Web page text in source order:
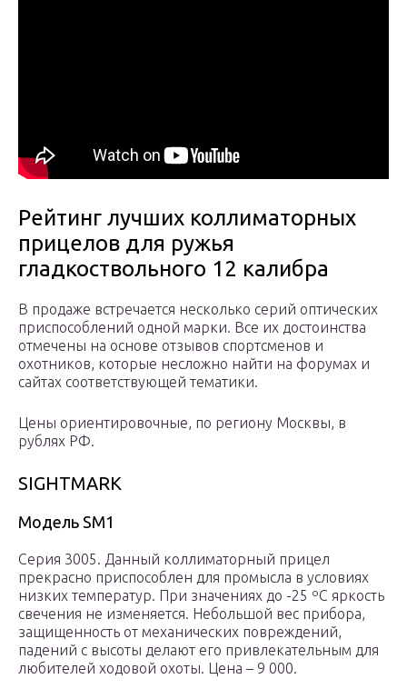
Рейтинг лучших коллиматорных
прицелов для ружья
гладкоствольного 12 калибра
В продаже встречается несколько серий оптических
приспособлений одной марки. Все их достоинства
отмечены на основе отзывов спортсменов и
охотников, которые несложно найти на форумах и
сайтах соответствующей тематики.
Цены ориентировочные, по региону Москвы, в
рублях РФ.
SIGHTMARK
Модель SM1
Серия 3005. Данный коллиматорный прицел
прекрасно приспособлен для промысла в условиях
низких температур. При значениях до -25 ºС яркость
свечения не изменяется. Небольшой вес прибора,
защищенность от механических повреждений,
падений с высоты делают его привлекательным для
любителей ходовой охоты. Цена – 9 000.